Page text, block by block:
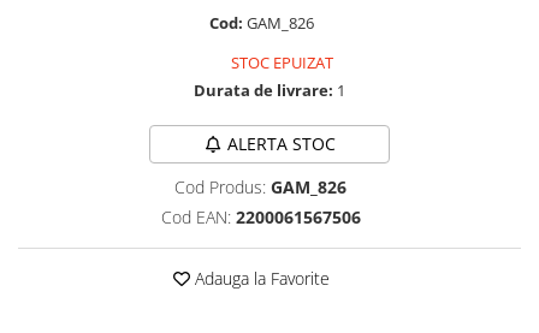
Cod: GAM_826
STOC EPUIZAT
Durata de livrare: 1
ALERTA STOC
Cod Produs: GAM_826
Cod EAN: 2200061567506
Adauga la Favorite